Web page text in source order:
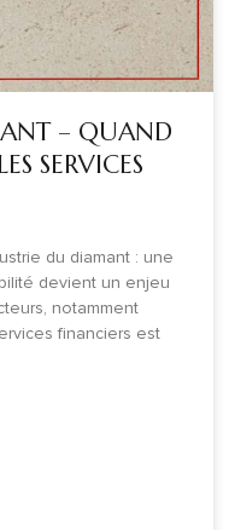
– QUAND
SERVICES
du diamant : une
devient un enjeu
notamment
financiers est